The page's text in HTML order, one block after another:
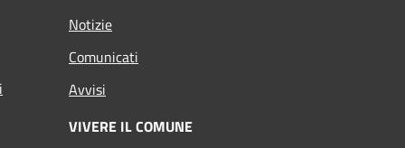
Notizie
Comunicati
Avvisi
VIVERE IL COMUNE